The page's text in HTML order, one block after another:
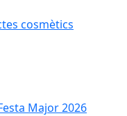
cosmètics
Major 2026